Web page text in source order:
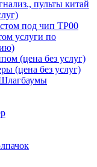
пульты китай
под чип TP00
услуги по
(цена без услуг)
(цена без услуг)